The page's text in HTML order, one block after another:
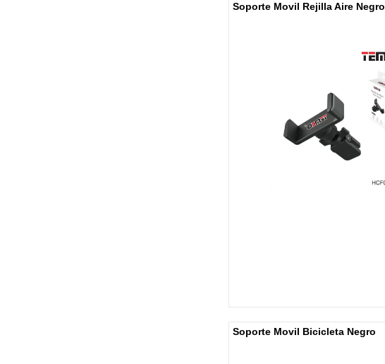
Soporte Movil Rejilla Aire Negro
Soporte Movil Bicicleta Negro